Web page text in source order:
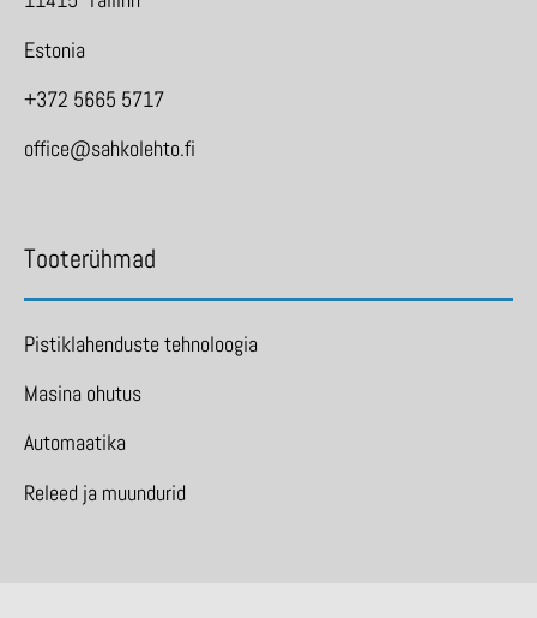
Estonia
+372 5665 5717
office@sahkolehto.fi
Tooterühmad
Pistiklahenduste tehnoloogia
Masina ohutus
Automaatika
Releed ja muundurid